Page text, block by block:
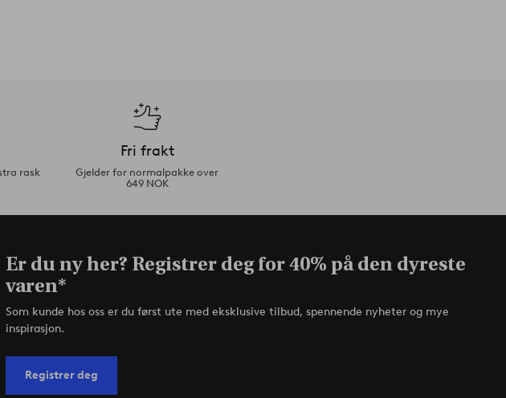
rask
Fri frakt
Gjelder for normalpakke over
649 NOK
Er du ny her? Registrer deg for 40% på den dyreste
varen*
Som kunde hos oss er du først ute med eksklusive tilbud, spennende nyheter og mye
inspirasjon.
Registrer deg